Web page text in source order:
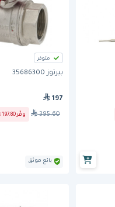
متوفر
بيرتوز 35686300
197
395.60 وفّر 197.80
بائع موثق